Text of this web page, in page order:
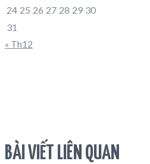
24 25 26 27 28 29 30
31
« Th12
BÀI VIẾT LIÊN QUAN